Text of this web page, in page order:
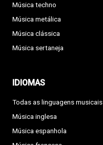
Música techno
Música metálica
Música clássica
Música sertaneja
IDIOMAS
Todas as linguagens musicais
Música inglesa
Música espanhola